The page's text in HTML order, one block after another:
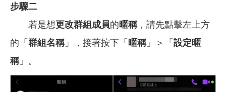
步驟二
若是想更改群組成員的暱稱，請先點擊左上方
的「 群組名稱」，接著按下「 暱稱」＞「 設定暱
稱」。